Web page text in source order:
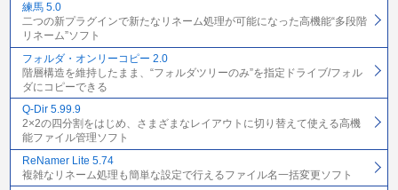
練馬 5.0
二つの新プラグインで新たなリネーム処理が可能になった高機能“多段階
リネーム”ソフト
フォルダ・オンリーコピー 2.0
階層構造を維持したまま、“フォルダツリーのみ”を指定ドライブ/フォル
ダにコピーできる
Q-Dir 5.99.9
2×2の四分割をはじめ、さまざまなレイアウトに切り替えて使える高機
能ファイル管理ソフト
ReNamer Lite 5.74
複雑なリネーム処理も簡単な設定で行えるファイル名一括変更ソフト